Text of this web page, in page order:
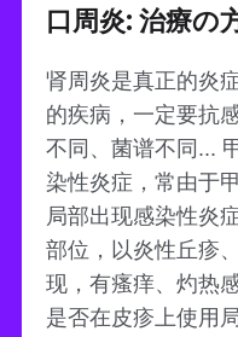
口周炎: 治療の
肾周炎是真正的炎
的疾病，一定要抗
不同、菌谱不同...
染性炎症，常由于
局部出现感染性炎
部位，以炎性丘疹
现，有瘙痒、灼热
是否在皮疹上使用